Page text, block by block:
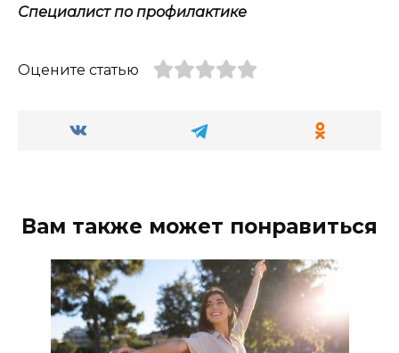
Специалист по профилактике
Оцените статью
Вам также может понравиться